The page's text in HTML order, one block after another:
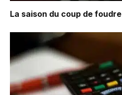
La saison du coup de foudre